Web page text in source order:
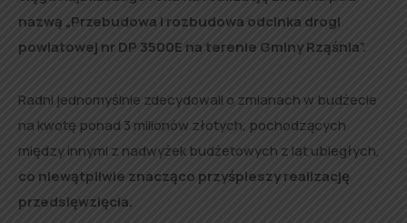
nazwą „Przebudowa i rozbudowa odcinka drogi
powiatowej nr DP 3500E na terenie Gminy Rząśnia”.
Radni jednomyślnie zdecydowali o zmianach w budżecie
na kwotę ponad 3 milionów złotych, pochodzących
między innymi z nadwyżek budżetowych z lat ubiegłych,
co niewątpliwie znacząco przyśpieszy realizację
przedsięwzięcia.